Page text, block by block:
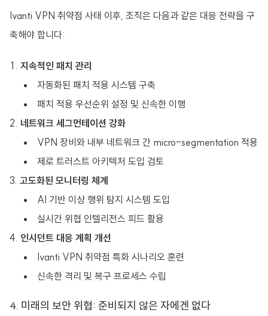
Ivanti VPN 취약점 사태 이후, 조직은 다음과 같은 대응 전략을 구
축해야 합니다:
지속적인 패치 관리
자동화된 패치 적용 시스템 구축
패치 적용 우선순위 설정 및 신속한 이행
네트워크 세그먼테이션 강화
VPN 장비와 내부 네트워크 간 micro-segmentation 적용
제로 트러스트 아키텍처 도입 검토
고도화된 모니터링 체계
AI 기반 이상 행위 탐지 시스템 도입
실시간 위협 인텔리전스 피드 활용
인시던트 대응 계획 개선
Ivanti VPN 취약점 특화 시나리오 훈련
신속한 격리 및 복구 프로세스 수립
4. 미래의 보안 위협: 준비되지 않은 자에겐 없다